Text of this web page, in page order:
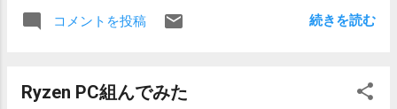
あるので繋いでみたりしてみたくなり。AC-ACなケーブル
電力が弱すぎて小型のUSBバッテリーくらいなら少し充電
1733Mbps 2x2 MU-MIMO HT160) Intel Wireless-AC 9260 (型
番 9260NGW) Intel Wireless-AC 9560 (Intel CNVio(CNVi)対応
Fi 6 AX201 (Intel CNVio(CNVi)対応チップセット専用) ぬ?
コメントを投稿 続きを読む
Ryzen PC組んでみた